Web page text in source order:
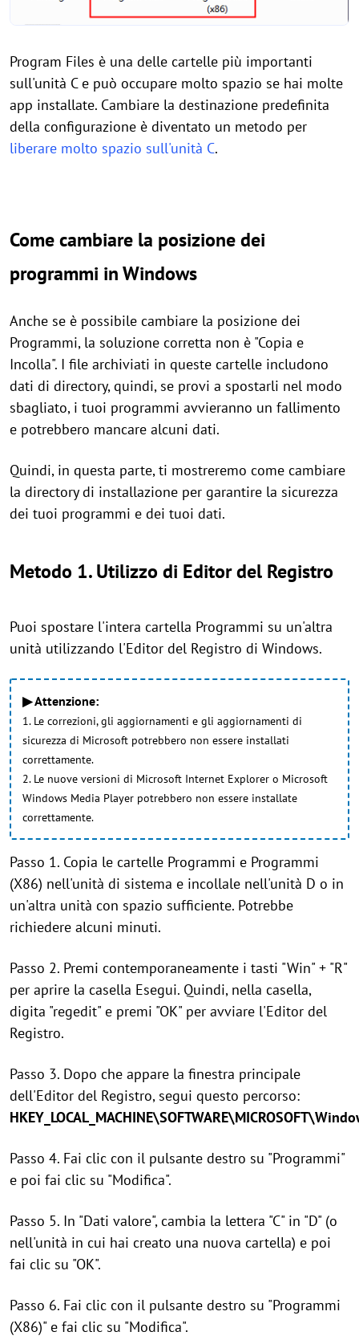
Program Files è una delle cartelle più importanti
sull'unità C e può occupare molto spazio se hai molte
app installate. Cambiare la destinazione predefinita
della configurazione è diventato un metodo per
liberare molto spazio sull'unità C.
Come cambiare la posizione dei
programmi in Windows
Anche se è possibile cambiare la posizione dei
Programmi, la soluzione corretta non è "Copia e
Incolla". I file archiviati in queste cartelle includono
dati di directory, quindi, se provi a spostarli nel modo
sbagliato, i tuoi programmi avvieranno un fallimento
e potrebbero mancare alcuni dati.
Quindi, in questa parte, ti mostreremo come cambiare
la directory di installazione per garantire la sicurezza
dei tuoi programmi e dei tuoi dati.
Metodo 1. Utilizzo di Editor del Registro
Puoi spostare l'intera cartella Programmi su un'altra
unità utilizzando l'Editor del Registro di Windows.
▶ Attenzione:
1. Le correzioni, gli aggiornamenti e gli aggiornamenti di
sicurezza di Microsoft potrebbero non essere installati
correttamente.
2. Le nuove versioni di Microsoft Internet Explorer o Microsoft
Windows Media Player potrebbero non essere installate
correttamente.
Passo 1. Copia le cartelle Programmi e Programmi
(X86) nell'unità di sistema e incollale nell'unità D o in
un'altra unità con spazio sufficiente. Potrebbe
richiedere alcuni minuti.
Passo 2. Premi contemporaneamente i tasti "Win" + "R"
per aprire la casella Esegui. Quindi, nella casella,
digita "regedit" e premi "OK" per avviare l'Editor del
Registro.
Passo 3. Dopo che appare la finestra principale
dell'Editor del Registro, segui questo percorso:
Passo 4. Fai clic con il pulsante destro su "Programmi"
e poi fai clic su "Modifica".
Passo 5. In "Dati valore", cambia la lettera "C" in "D" (o
nell'unità in cui hai creato una nuova cartella) e poi
fai clic su "OK".
Passo 6. Fai clic con il pulsante destro su "Programmi
(X86)" e fai clic su "Modifica".